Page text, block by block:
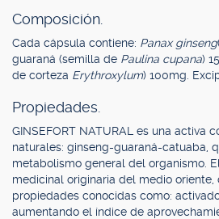
Composición.
Cada cápsula contiene: Panax ginseng
guaraná (semilla de Paulina cupana)
de corteza Erythroxylum) 100mg.
Propiedades.
GINSEFORT NATURAL es una activa
naturales: ginseng-guaraná-catuaba,
metabolismo general del organismo.
medicinal originaria del medio oriente,
propiedades conocidas como:
aumentando el índice de